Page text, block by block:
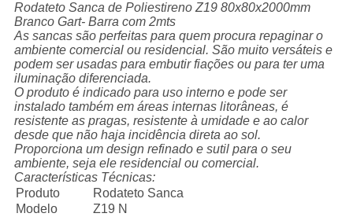
Rodateto Sanca de Poliestireno Z19 80x80x2000mm
Branco Gart- Barra com 2mts
As sancas são perfeitas para quem procura repaginar o
ambiente comercial ou residencial. São muito versáteis e
podem ser usadas para embutir fiações ou para ter uma
iluminação diferenciada.
O produto é indicado para uso interno e pode ser
instalado também em áreas internas litorâneas, é
resistente as pragas, resistente à umidade e ao calor
desde que não haja incidência direta ao sol.
Proporciona um design refinado e sutil para o seu
ambiente, seja ele residencial ou comercial.
Características Técnicas:
Produto
Rodateto Sanca
Modelo
Z19 N